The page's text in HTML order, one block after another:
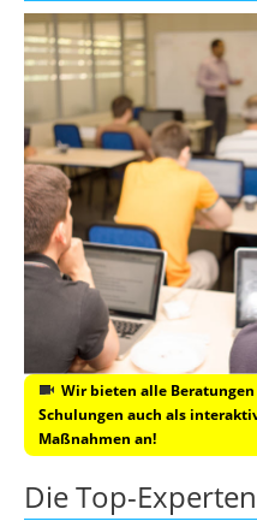
Wir bieten alle
Schulungen auch als
Maßnahmen an!
Die Top-